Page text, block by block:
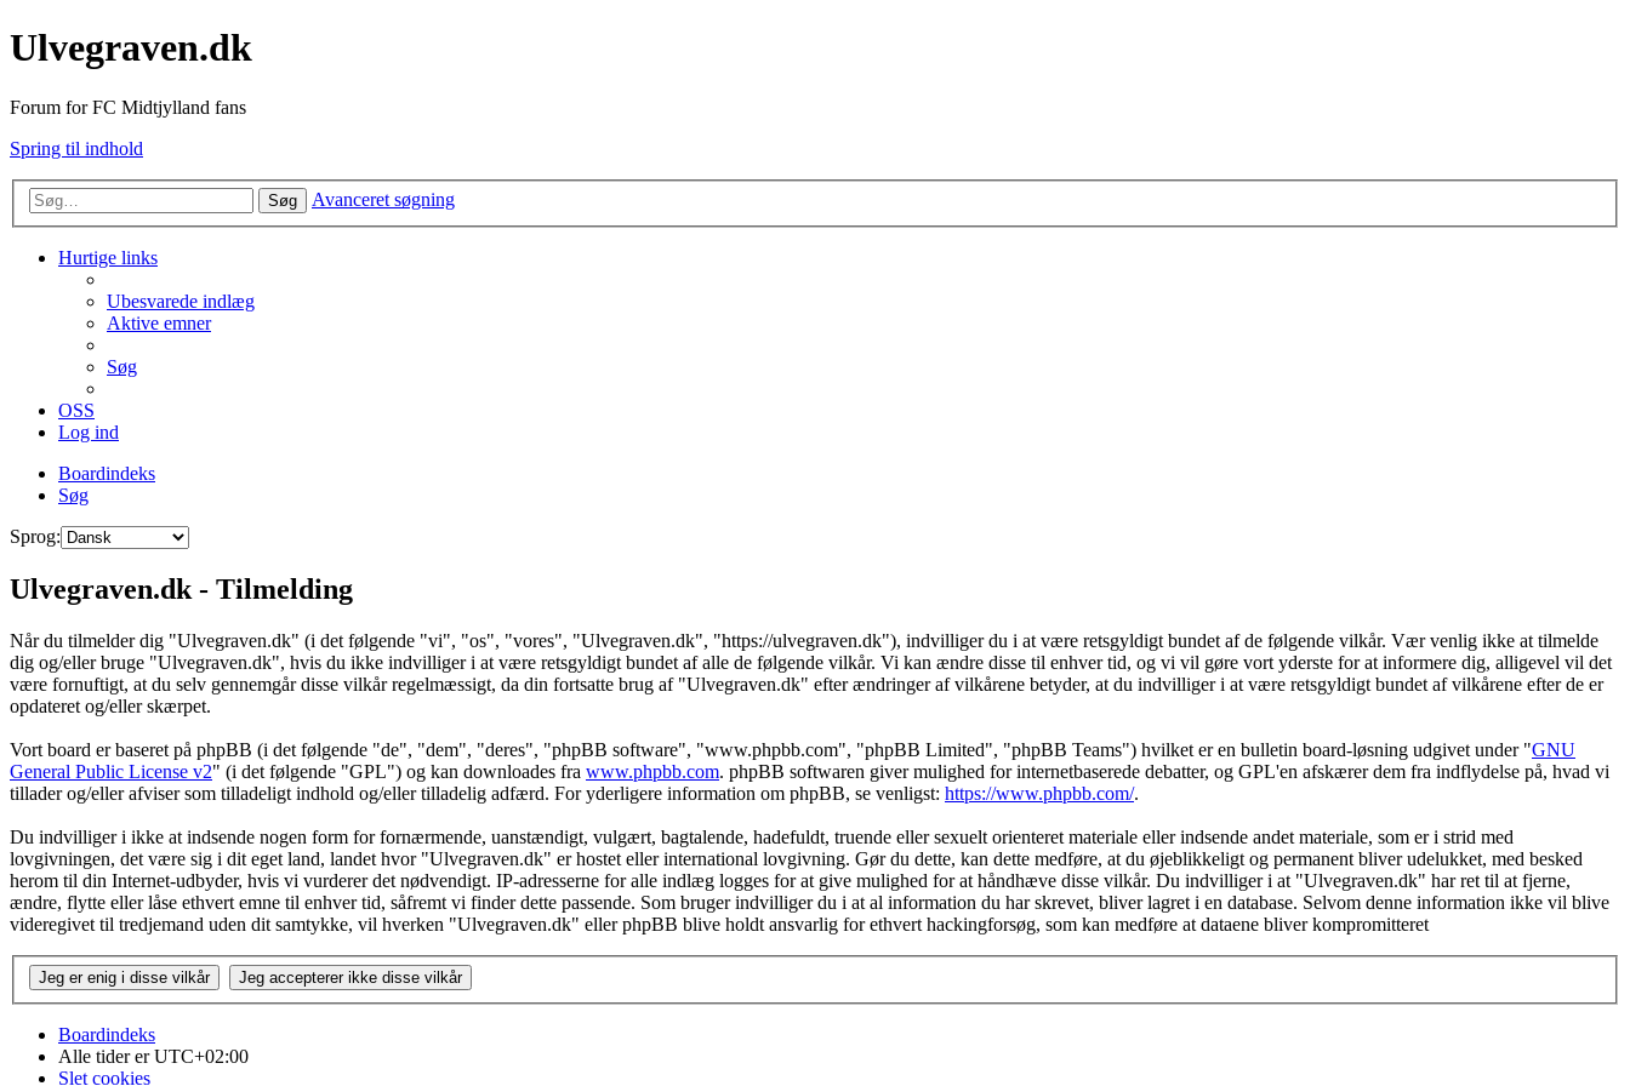
Ulvegraven.dk
Forum for FC Midtjylland fans
Spring til indhold
Søg Avanceret søgning
Hurtige links
Ubesvarede indlæg
Aktive emner
Søg
OSS
Log ind
Boardindeks
Søg
Sprog:
Ulvegraven.dk - Tilmelding
Når du tilmelder dig "Ulvegraven.dk" (i det følgende "vi", "os", "vores", "Ulvegraven.dk", "https://ulvegraven.dk"), indvilliger du i at være retsgyldigt bundet af de følgende vilkår. Vær venlig ikke at tilmelde
dig og/eller bruge "Ulvegraven.dk", hvis du ikke indvilliger i at være retsgyldigt bundet af alle de følgende vilkår. Vi kan ændre disse til enhver tid, og vi vil gøre vort yderste for at informere dig, alligevel vil det
være fornuftigt, at du selv gennemgår disse vilkår regelmæssigt, da din fortsatte brug af "Ulvegraven.dk" efter ændringer af vilkårene betyder, at du indvilliger i at være retsgyldigt bundet af vilkårene efter de er
opdateret og/eller skærpet.
Vort board er baseret på phpBB (i det følgende "de", "dem", "deres", "phpBB software", "www.phpbb.com", "phpBB Limited", "phpBB Teams") hvilket er en bulletin board-løsning udgivet under "GNU
General Public License v2" (i det følgende "GPL") og kan downloades fra www.phpbb.com. phpBB softwaren giver mulighed for internetbaserede debatter, og GPL'en afskærer dem fra indflydelse på, hvad vi
tillader og/eller afviser som tilladeligt indhold og/eller tilladelig adfærd. For yderligere information om phpBB, se venligst: https://www.phpbb.com/.
Du indvilliger i ikke at indsende nogen form for fornærmende, uanstændigt, vulgært, bagtalende, hadefuldt, truende eller sexuelt orienteret materiale eller indsende andet materiale, som er i strid med
lovgivningen, det være sig i dit eget land, landet hvor "Ulvegraven.dk" er hostet eller international lovgivning. Gør du dette, kan dette medføre, at du øjeblikkeligt og permanent bliver udelukket, med besked
herom til din Internet-udbyder, hvis vi vurderer det nødvendigt. IP-adresserne for alle indlæg logges for at give mulighed for at håndhæve disse vilkår. Du indvilliger i at "Ulvegraven.dk" har ret til at fjerne,
ændre, flytte eller låse ethvert emne til enhver tid, såfremt vi finder dette passende. Som bruger indvilliger du i at al information du har skrevet, bliver lagret i en database. Selvom denne information ikke vil blive
videregivet til tredjemand uden dit samtykke, vil hverken "Ulvegraven.dk" eller phpBB blive holdt ansvarlig for ethvert hackingforsøg, som kan medføre at dataene bliver kompromitteret
Boardindeks
Alle tider erUTC+02:00
Slet cookies